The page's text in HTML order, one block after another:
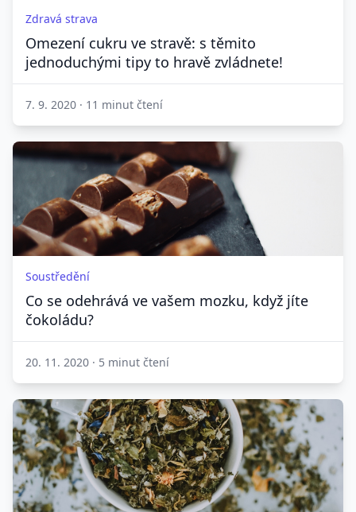
Zdravá strava
Omezení cukru ve stravě: s těmito
jednoduchými tipy to hravě zvládnete!
7. 9. 2020 · 11 minut čtení
Soustředění
Co se odehrává ve vašem mozku, když jíte
čokoládu?
20. 11. 2020 · 5 minut čtení